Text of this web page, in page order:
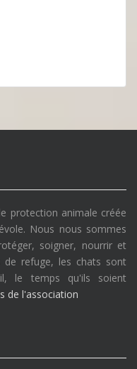
protection animale créée
Nous nous sommes
soigner, nourrir et
de refuge, les chats sont
le temps qu'ils soient
de l'association